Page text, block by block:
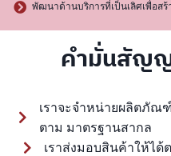
พัฒนาด้านบริการที่เป็นเลิศเพื่อส
คำมั่นสัญญ
เราจะจำหน่ายผลิตภัณ
ตาม มาตรฐานสากล
เราส่งมอบสินค้าให้ไ